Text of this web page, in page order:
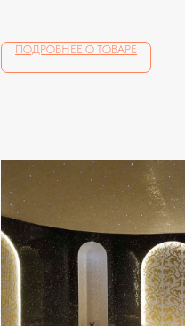
ПОДРОБНЕЕ О ТОВАРЕ